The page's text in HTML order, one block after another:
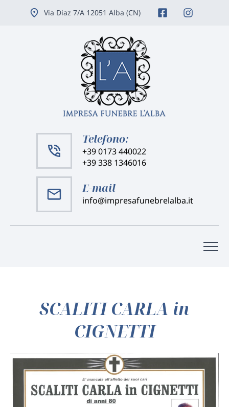
Via Diaz 7/A 12051 Alba (CN)
Telefono:
+39 0173 440022
+39 338 1346016
E-mail
info@impresafunebrelalba.it
SCALITI CARLA in
CIGNETTI